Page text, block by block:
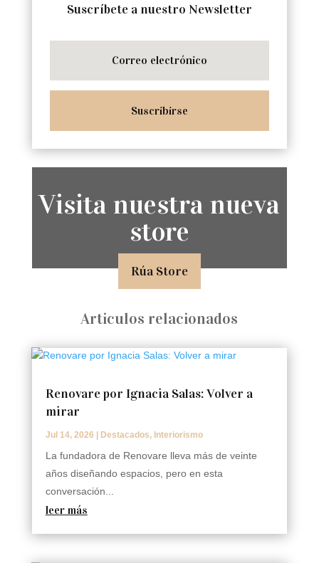
Suscríbete a nuestro Newsletter
Suscribirse
Visita nuestra nueva
store
Rúa Store
Articulos relacionados
Renovare por Ignacia Salas: Volver a
mirar
Jul 14, 2026 | Destacados, Interiorismo
La fundadora de Renovare lleva más de veinte
años diseñando espacios, pero en esta
conversación...
leer más